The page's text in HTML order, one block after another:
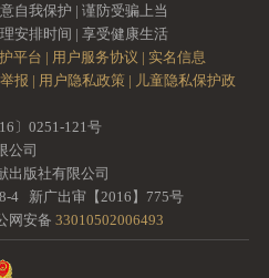
自我保护 | 谨防受骗上当
安排时间 | 享受健康生活
平台 | 用户服务协议 | 实名信息
报 | 用户隐私政策 | 儿童隐私保护政
〕0251-121号
公司
出版社有限公司
4 新广出审【2016】775号
网安备 33010502006493